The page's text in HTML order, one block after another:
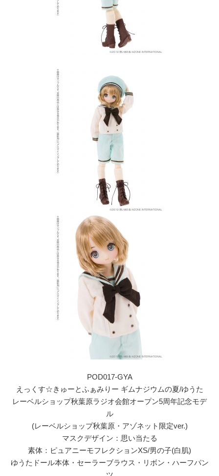
POD017-GYA
えっくす☆きゅーとふぁみりー ギムナジウムの夏/ゆうた
レーベルショップ秋葉原ラジオ会館オープン5周年記念モデ
ル
(レーベルショップ秋葉原・アゾネット限定ver.)
マスクデザイン：思い当たる
素体：ピュアニーモフレクションXS/男の子(白肌)
ゆうたドール本体・セーラーブラウス・リボン・ハーフパン